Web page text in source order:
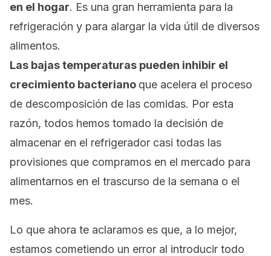
en el hogar. Es una gran herramienta para la
refrigeración y para alargar la vida útil de diversos
alimentos.
Las bajas temperaturas pueden inhibir el
crecimiento bacteriano que acelera el proceso
de descomposición de las comidas. Por esta
razón, todos hemos tomado la decisión de
almacenar en el refrigerador casi todas las
provisiones que compramos en el mercado para
alimentarnos en el trascurso de la semana o el
mes.
Lo que ahora te aclaramos es que, a lo mejor,
estamos cometiendo un error al introducir todo